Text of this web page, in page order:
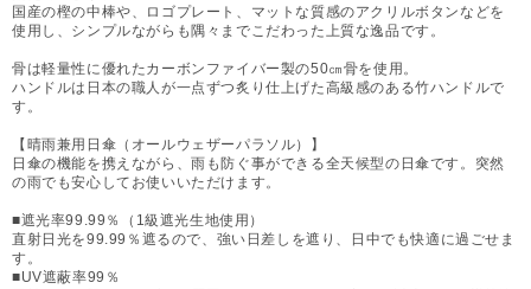
国産の樫の中棒や、ロゴプレート、マットな質感のアクリルボタンなどを
使用し、シンプルながらも隅々までこだわった上質な逸品です。
骨は軽量性に優れたカーボンファイバー製の50㎝骨を使用。
ハンドルは日本の職人が一点ずつ炙り仕上げた高級感のある竹ハンドルで
す。
【晴雨兼用日傘（オールウェザーパラソル）】
日傘の機能を携えながら、雨も防ぐ事ができる全天候型の日傘です。突然
の雨でも安心してお使いいただけます。
■遮光率99.99％（1級遮光生地使用）
直射日光を99.99％遮るので、強い日差しを遮り、日中でも快適に過ごせま
す。
■UV遮蔽率99％